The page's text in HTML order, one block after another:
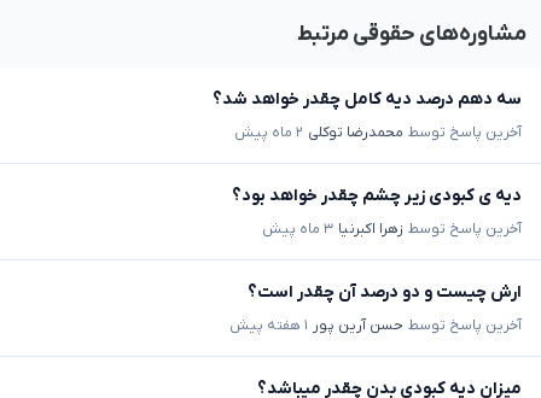
مشاوره‌های حقوقی مرتبط
سه دهم درصد دیه کامل چقدر خواهد شد؟
آخرین پاسخ توسط محمدرضا توکلی ۲ ماه پیش
دیه ی کبودی زیر چشم چقدر خواهد بود؟
آخرین پاسخ توسط زهرا اکبرنیا ۳ ماه پیش
ارش چیست و دو درصد آن چقدر است؟
آخرین پاسخ توسط حسن آرین پور ۱ هفته پیش
میزان دیه کبودی بدن چقدر میباشد؟